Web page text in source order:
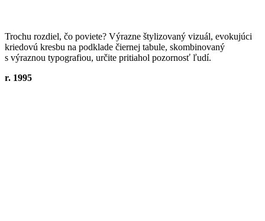
Trochu rozdiel, čo poviete? Výrazne štylizovaný vizuál, evokujúci
kriedovú kresbu na podklade čiernej tabule, skombinovaný
s výraznou typografiou, určite pritiahol pozornosť ľudí.
r. 1995